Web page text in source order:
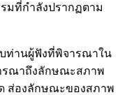
มที่กำลังปรากฏตาม
บท่านผู้ฟังที่พิจารณาใน
รณาถึงลักษณะสภาพ
ส่องลักษณะของสภาพ